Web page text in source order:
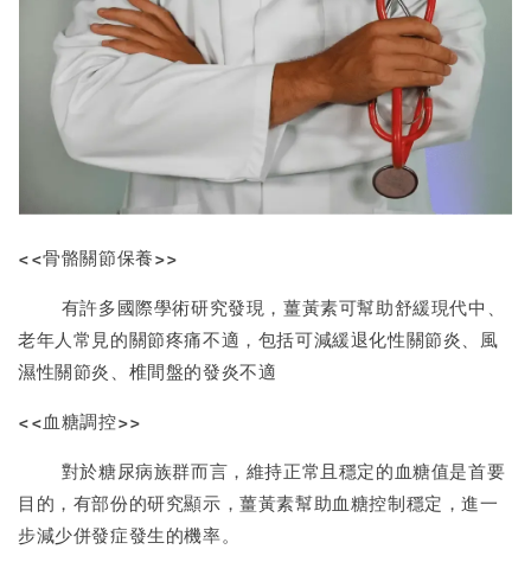
<<骨骼關節保養>>
有許多國際學術研究發現，薑黃素可幫助舒緩現代中、
老年人常見的關節疼痛不適，包括可減緩退化性關節炎、風
濕性關節炎、椎間盤的發炎不適
<<血糖調控>>
對於糖尿病族群而言，維持正常且穩定的血糖值是首要
目的，有部份的研究顯示，薑黃素幫助血糖控制穩定，進一
步減少併發症發生的機率。